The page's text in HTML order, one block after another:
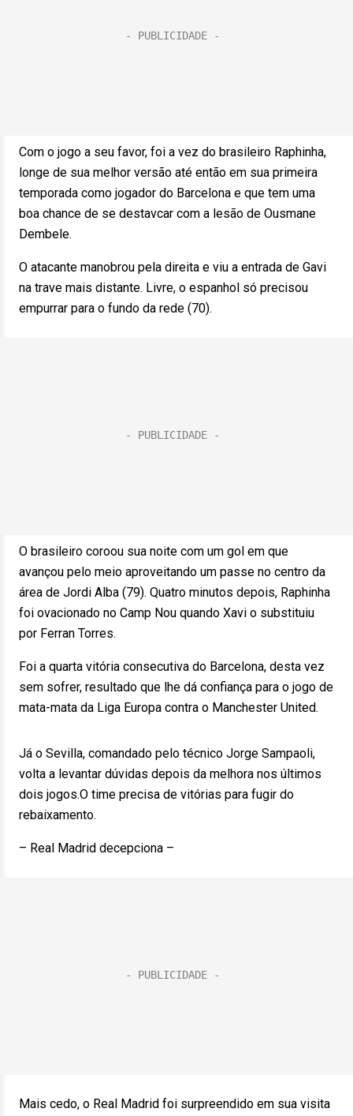
Com o jogo a seu favor, foi a vez do brasileiro Raphinha,
longe de sua melhor versão até então em sua primeira
temporada como jogador do Barcelona e que tem uma
boa chance de se destavcar com a lesão de Ousmane
Dembele.
O atacante manobrou pela direita e viu a entrada de Gavi
na trave mais distante. Livre, o espanhol só precisou
empurrar para o fundo da rede (70).
O brasileiro coroou sua noite com um gol em que
avançou pelo meio aproveitando um passe no centro da
área de Jordi Alba (79). Quatro minutos depois, Raphinha
foi ovacionado no Camp Nou quando Xavi o substituiu
por Ferran Torres.
Foi a quarta vitória consecutiva do Barcelona, desta vez
sem sofrer, resultado que lhe dá confiança para o jogo de
mata-mata da Liga Europa contra o Manchester United.
Já o Sevilla, comandado pelo técnico Jorge Sampaoli,
volta a levantar dúvidas depois da melhora nos últimos
dois jogos.O time precisa de vitórias para fugir do
rebaixamento.
– Real Madrid decepciona –
Mais cedo, o Real Madrid foi surpreendido em sua visita